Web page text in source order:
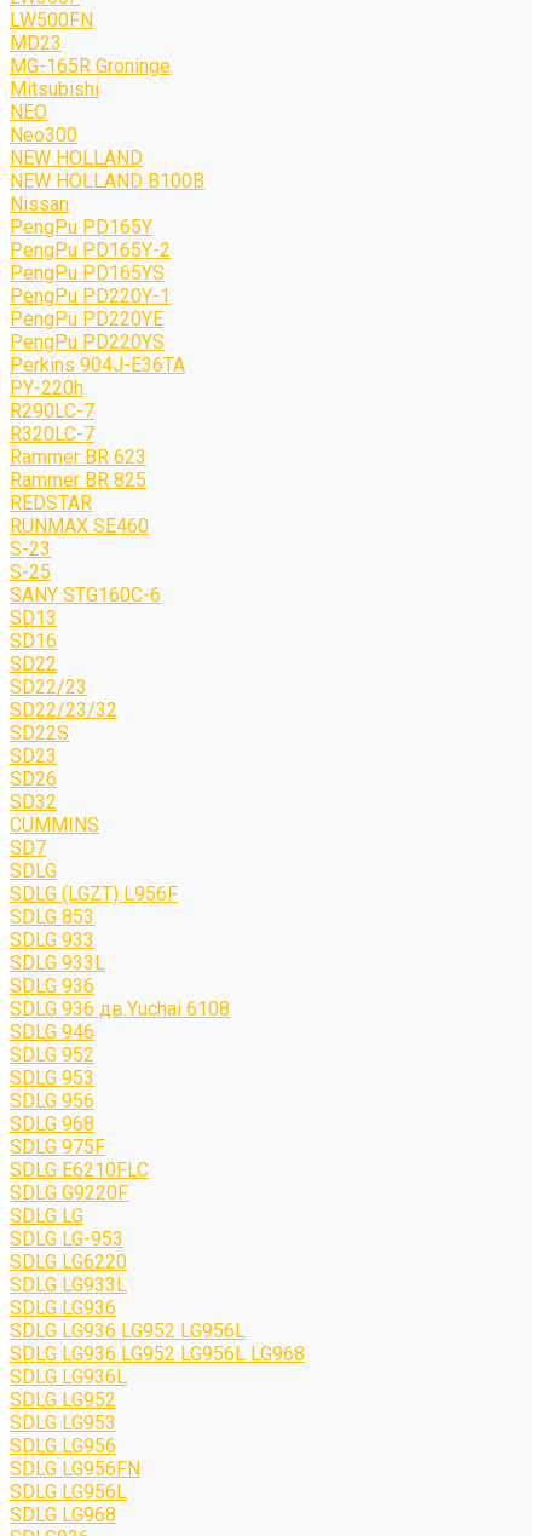
LW500FN
MD23
MG-165R Groninge
Mitsubishi
NEO
Neo300
NEW HOLLAND
NEW HOLLAND B100B
Nissan
PengPu PD165Y
PengPu PD165Y-2
PengPu PD165YS
PengPu PD220Y-1
PengPu PD220YE
PengPu PD220YS
Perkins 904J-E36TA
PY-220h
R290LC-7
R320LC-7
Rammer BR 623
Rammer BR 825
REDSTAR
RUNMAX SE460
S-23
S-25
SANY STG160C-6
SD13
SD16
SD22
SD22/23
SD22/23/32
SD22S
SD23
SD26
SD32
CUMMINS
SD7
SDLG
SDLG (LGZT) L956F
SDLG 853
SDLG 933
SDLG 933L
SDLG 936
SDLG 936 дв.Yuchai 6108
SDLG 946
SDLG 952
SDLG 953
SDLG 956
SDLG 968
SDLG 975F
SDLG E6210FLC
SDLG G9220F
SDLG LG
SDLG LG-953
SDLG LG6220
SDLG LG933L
SDLG LG936
SDLG LG936 LG952 LG956L
SDLG LG936 LG952 LG956L LG968
SDLG LG936L
SDLG LG952
SDLG LG953
SDLG LG956
SDLG LG956FN
SDLG LG956L
SDLG LG968